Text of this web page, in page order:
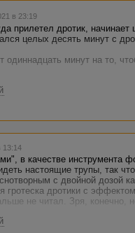
в 23:19
прилетел дротик,
целых десять минут с
одиннадцать минут на то,
маска"... Лыжная?
ведь брюнетка зовёт на
справляются с охраной"...
человек с большими
всё придумали. Ну, во
И если бы вы его
не воспринимайте
- ваше всё;) Держите
13:14
в качестве инструмента
настоящие трупы, так
с двойной дозой
гротеска дротики с
не читал. Зря, конечно,